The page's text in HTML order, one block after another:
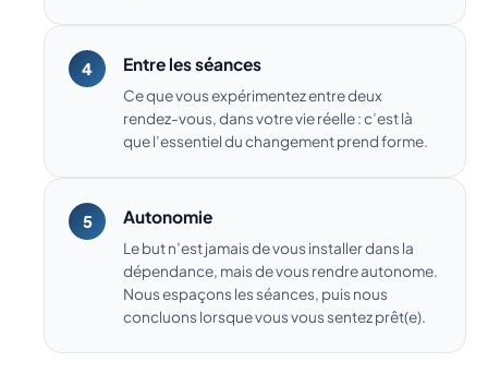
Entre les séances
Ce que vous expérimentez entre deux
rendez-vous, dans votre vie réelle : c’est là
que l’essentiel du changement prend forme.
Autonomie
Le but n’est jamais de vous installer dans la
dépendance, mais de vous rendre autonome.
Nous espaçons les séances, puis nous
concluons lorsque vous vous sentez prêt(e).